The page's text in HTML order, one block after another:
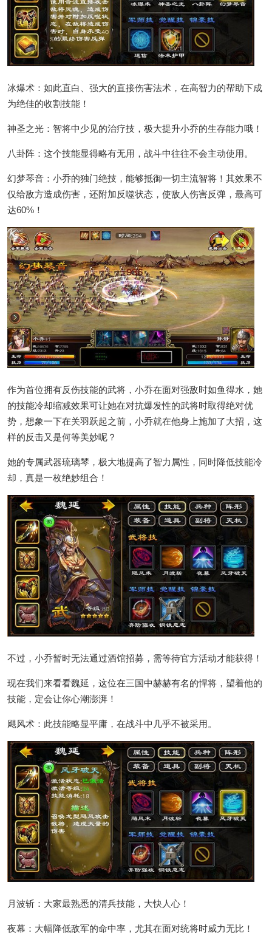
冰爆术：如此直白、强大的直接伤害法术，在高智力的帮助下成
为绝佳的收割技能！
神圣之光：智将中少见的治疗技，极大提升小乔的生存能力哦！
八卦阵：这个技能显得略有无用，战斗中往往不会主动使用。
幻梦琴音：小乔的独门绝技，能够抵御一切主流智将！其效果不
仅给敌方造成伤害，还附加反噬状态，使敌人伤害反弹，最高可
达60%！
作为首位拥有反伤技能的武将，小乔在面对强敌时如鱼得水，她
的技能冷却缩减效果可让她在对抗爆发性的武将时取得绝对优
势，想象一下在关羽跃起之前，小乔就在他身上施加了大招，这
样的反击又是何等美妙呢？
她的专属武器琉璃琴，极大地提高了智力属性，同时降低技能冷
却，真是一枚绝妙组合！
不过，小乔暂时无法通过酒馆招募，需等待官方活动才能获得！
现在我们来看看魏延，这位在三国中赫赫有名的悍将，望着他的
技能，定会让你心潮澎湃！
飓风术：此技能略显平庸，在战斗中几乎不被采用。
月波斩：大家最熟悉的清兵技能，大快人心！
夜幕：大幅降低敌军的命中率，尤其在面对统将时威力无比！